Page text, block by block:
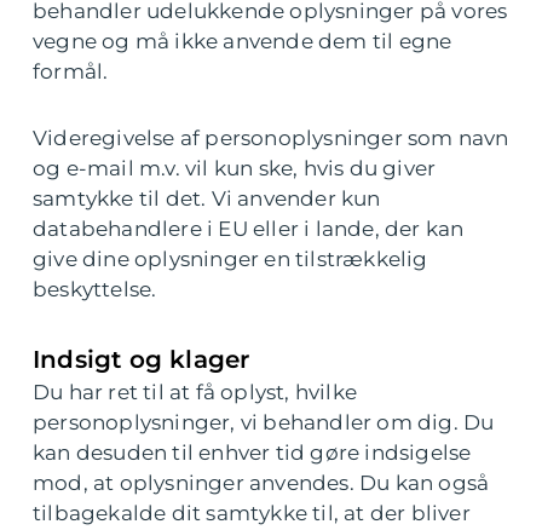
behandler udelukkende oplysninger på vores
vegne og må ikke anvende dem til egne
formål.
Videregivelse af personoplysninger som navn
og e-mail m.v. vil kun ske, hvis du giver
samtykke til det. Vi anvender kun
databehandlere i EU eller i lande, der kan
give dine oplysninger en tilstrækkelig
beskyttelse.
Indsigt og klager
Du har ret til at få oplyst, hvilke
personoplysninger, vi behandler om dig. Du
kan desuden til enhver tid gøre indsigelse
mod, at oplysninger anvendes. Du kan også
tilbagekalde dit samtykke til, at der bliver